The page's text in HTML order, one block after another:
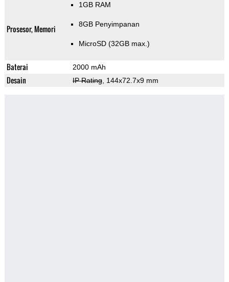
Prosesor, Memori
1GB RAM
8GB Penyimpanan
MicroSD (32GB max.)
Baterai 2000 mAh
Desain IP Rating, 144x72.7x9 mm